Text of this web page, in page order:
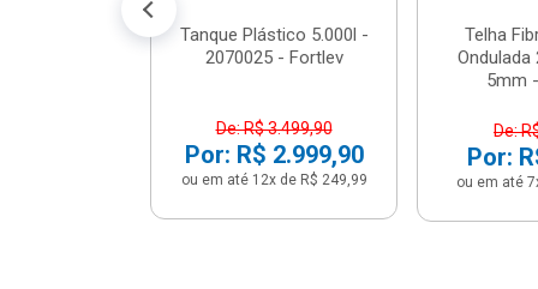
Tanque Plástico 5.000l -
2070025 - Fortlev
De: R$ 3.499,90
Por: R$ 2.999,90
ou em até 12x de R$ 249,99
Telha
Ondulada
5mm
De:
Por:
ou em até